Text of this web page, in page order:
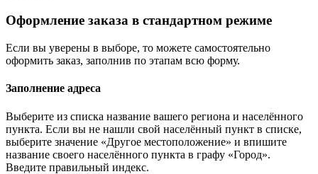
Оформление заказа в стандартном режиме
Если вы уверены в выборе, то можете самостоятельно
оформить заказ, заполнив по этапам всю форму.
Заполнение адреса
Выберите из списка название вашего региона и населённого
пункта. Если вы не нашли свой населённый пункт в списке,
выберите значение «Другое местоположение» и впишите
название своего населённого пункта в графу «Город».
Введите правильный индекс.